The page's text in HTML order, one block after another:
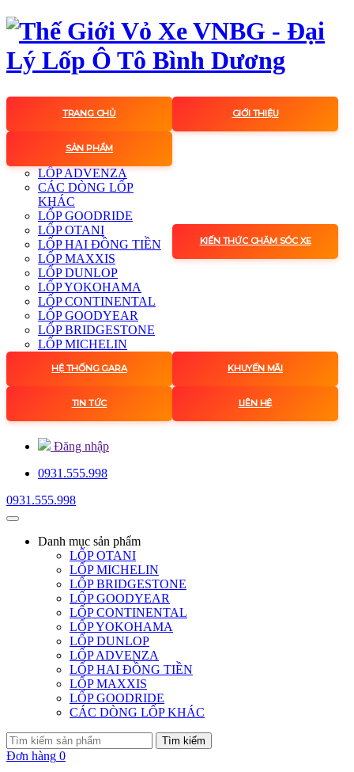
TRANG CHỦ GIỚI THIỆU
SẢN PHẨM
LỐP ADVENZA
CÁC DÒNG LỐP
KHÁC
LỐP GOODRIDE
LỐP OTANI
LỐP HAI ĐỒNG TIỀN
LỐP MAXXIS
LỐP DUNLOP
LỐP YOKOHAMA
LỐP CONTINENTAL
LỐP GOODYEAR
LỐP BRIDGESTONE
LỐP MICHELIN
KIẾN THỨC CHĂM SÓC XE
HỆ THỐNG GARA KHUYẾN MÃI
TIN TỨC LIÊN HỆ
Đăng nhập
0931.555.998
0931.555.998
Danh mục sản phẩm
LỐP OTANI
LỐP MICHELIN
LỐP BRIDGESTONE
LỐP GOODYEAR
LỐP CONTINENTAL
LỐP YOKOHAMA
LỐP DUNLOP
LỐP ADVENZA
LỐP HAI ĐỒNG TIỀN
LỐP MAXXIS
LỐP GOODRIDE
CÁC DÒNG LỐP KHÁC
Tìm kiếm
Đơn hàng 0